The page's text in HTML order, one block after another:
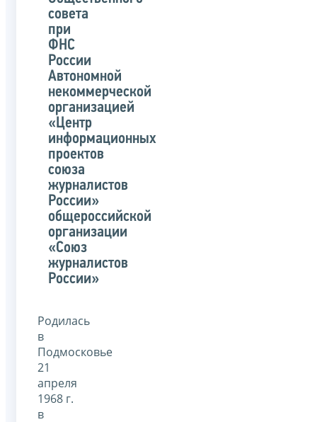
совета
при
ФНС
России
Автономной
некоммерческой
организацией
«Центр
информационных
проектов
союза
журналистов
России»
общероссийской
организации
«Союз
журналистов
России»
Родилась
в
Подмосковье
21
апреля
1968 г.
в